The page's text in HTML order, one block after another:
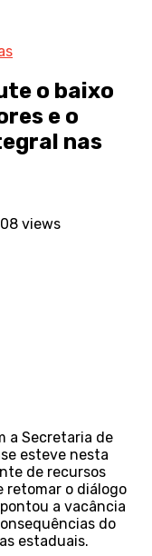
o baixo
e o
nas
views
a Secretaria de
esteve nesta
de recursos
retomar o diálogo
a vacância
do
estaduais.